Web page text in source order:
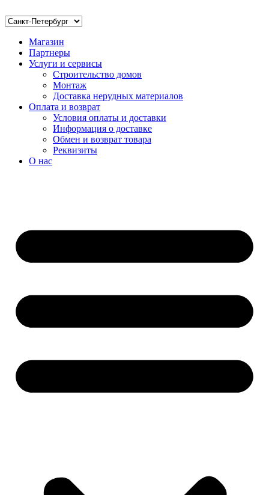
Магазин
Партнеры
Услуги и сервисы
Строительство домов
Монтаж
Доставка нерудных материалов
Оплата и возврат
Условия оплаты и доставки
Информация о доставке
Обмен и возврат товара
Реквизиты
О нас